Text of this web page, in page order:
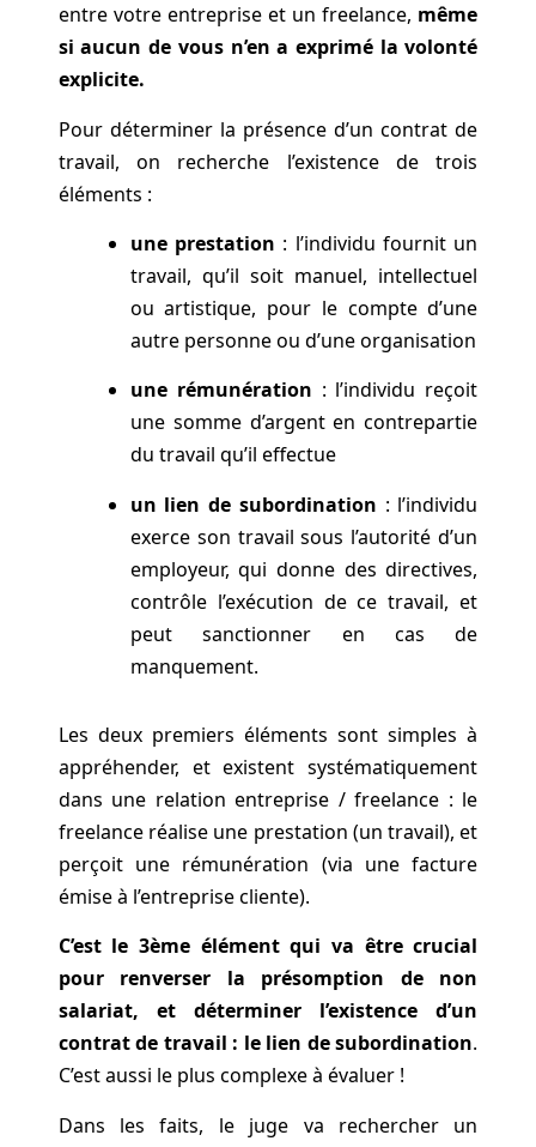
entre votre entreprise et un freelance, même
si aucun de vous n’en a exprimé la volonté
explicite.
Pour déterminer la présence d’un contrat de
travail, on recherche l’existence de trois
éléments :
une prestation : l’individu fournit un
travail, qu’il soit manuel, intellectuel
ou artistique, pour le compte d’une
autre personne ou d’une organisation
une rémunération : l’individu reçoit
une somme d’argent en contrepartie
du travail qu’il effectue
un lien de subordination : l’individu
exerce son travail sous l’autorité d’un
employeur, qui donne des directives,
contrôle l’exécution de ce travail, et
peut sanctionner en cas de
manquement.
Les deux premiers éléments sont simples à
appréhender, et existent systématiquement
dans une relation entreprise / freelance : le
freelance réalise une prestation (un travail), et
perçoit une rémunération (via une facture
émise à l’entreprise cliente).
C’est le 3ème élément qui va être crucial
pour renverser la présomption de non
salariat, et déterminer l’existence d’un
contrat de travail : le lien de subordination.
C’est aussi le plus complexe à évaluer !
Dans les faits, le juge va rechercher un